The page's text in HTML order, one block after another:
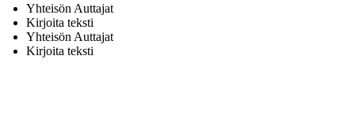
Yhteisön Auttajat
Kirjoita teksti
Yhteisön Auttajat
Kirjoita teksti